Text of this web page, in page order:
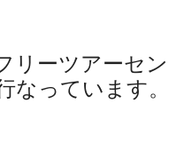
リーツアーセ
なっています。